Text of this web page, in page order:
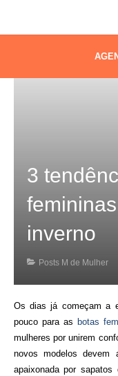
3
inverno
Posts M de Mulher
Os dias já começam a
pouco para as botas
mulheres por unirem
novos modelos
apaixonada por